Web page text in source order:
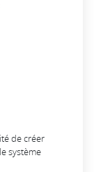
de créer
système